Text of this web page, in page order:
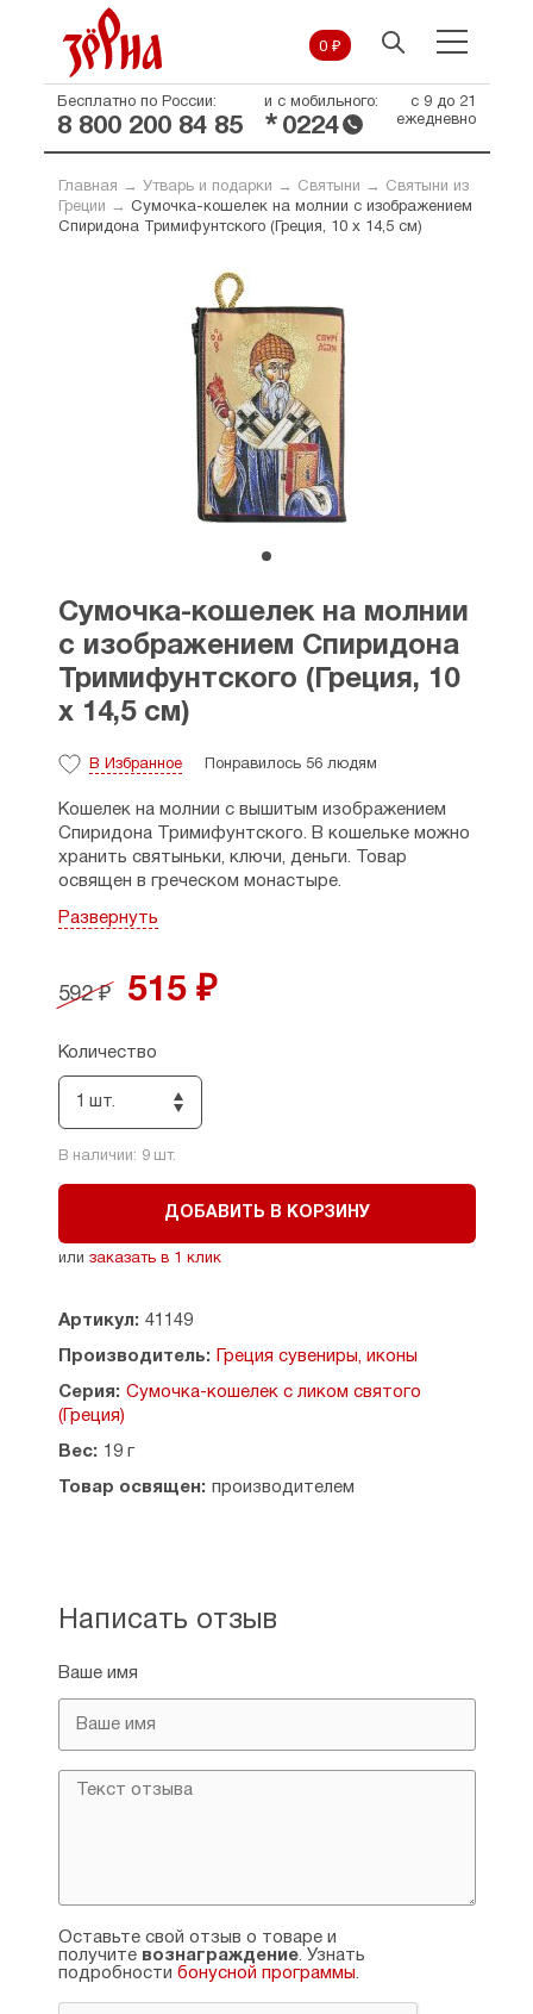
0 ₽
Бесплатно по России:
8 800 200 84 85
и с мобильного:
* 0224
с 9 до 21
ежедневно
Главная → Утварь и подарки → Святыни →
Святыни из
Греции → Сумочка-кошелек на молнии с изображением
Спиридона Тримифунтского (Греция, 10 х 14,5 см)
Сумочка-кошелек на молнии
с изображением Спиридона
Тримифунтского (Греция, 10
х 14,5 см)
В Избранное Понравилось 56 людям
Кошелек на молнии с вышитым изображением
Спиридона Тримифунтского. В кошельке можно
хранить святыньки, ключи, деньги. Товар
освящен в греческом монастыре.
Материал: синтетика, жаккард.
Страна производитель: Греция.
Развернуть
592 ₽ 515 ₽
Количество
1 шт.
В наличии: 9шт.
ДОБАВИТЬ В КОРЗИНУ
или заказать в 1 клик
Артикул: 41149
Производитель: Греция сувениры, иконы
Серия: Сумочка-кошелек с ликом святого
(Греция)
Вес: 19 г
Товар освящен: производителем
Написать отзыв
Ваше имя
Оставьте свой отзыв о товаре и
получите вознаграждение. Узнать
подробности бонусной программы.